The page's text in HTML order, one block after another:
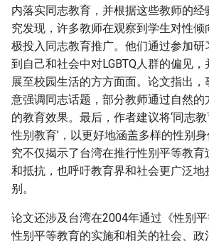
内落实同志教育，并根据这些教师的
究发现，许多教师在观察到学生对性
极投入同志教育推广。他们通过参加研
到自己和社会中对LGBTQ人群的偏见
展至校园生活的方方面面。论文指出
意强调同志话题，部分教师通过自然
的教育效果。最后，作者建议将‘同志教
性别教育’，以更好地涵盖多样的性别
究不仅揭示了台湾在推行性别平等教
和抵抗，也呼吁教育界和社会更广泛地
别。
论文还涉及台湾在2004年通过《性别平
性别平等教育的实施和相关的社会、